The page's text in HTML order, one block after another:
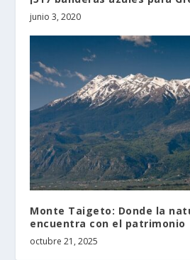
junio 3, 2020
Monte Taigeto: Donde la
encuentra con el patrimonio
octubre 21, 2025